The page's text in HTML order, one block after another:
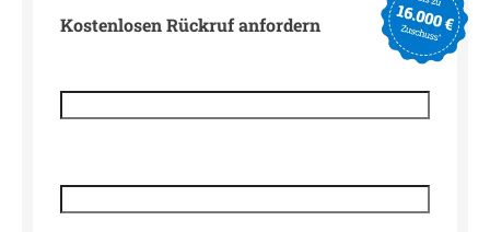
Kostenlosen Rückruf anfordern